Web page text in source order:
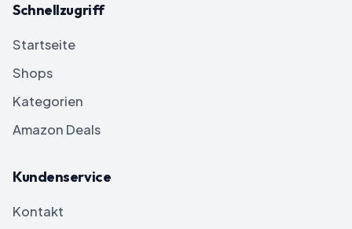
Schnellzugriff
Startseite
Shops
Kategorien
Amazon Deals
Kundenservice
Kontakt